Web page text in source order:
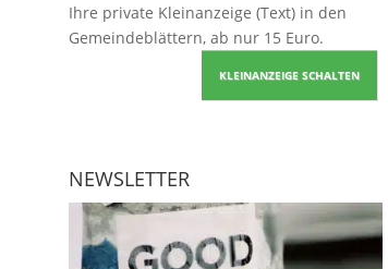
Ihre private Kleinanzeige (Text) in den
Gemeindeblättern, ab nur 15 Euro.
KLEINANZEIGE SCHALTEN
NEWSLETTER